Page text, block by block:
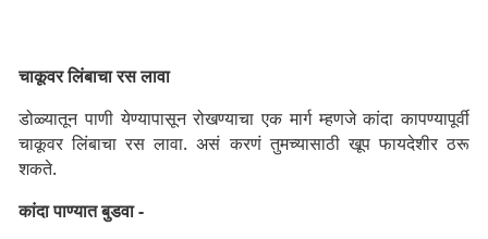
चाकूवर लिंबाचा रस लावा
डोळ्यातून पाणी येण्यापासून रोखण्याचा एक मार्ग म्हणजे कांदा कापण्यापूर्वी
चाकूवर लिंबाचा रस लावा. असं करणं तुमच्यासाठी खूप फायदेशीर ठरू
शकते.
कांदा पाण्यात बुडवा -